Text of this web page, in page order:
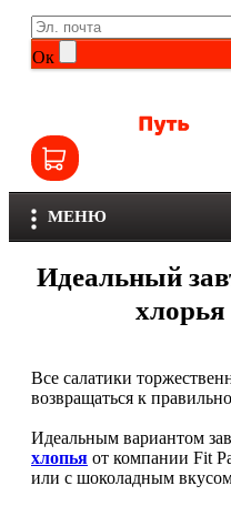
Ок
МЕНЮ
Общие комплексы
Витамины группы B
Витамины для детей
Железо
Калий
Селен
Здоровье и красота
Life Extension
NOW
Olimp
Optimum Nutrition
Orzax
SNT
Sportinia
Идеальный
хлорья
Все салатики
возвращаться к
Идеальным вариантом
хлопья от компании Fit
или с шоколадным